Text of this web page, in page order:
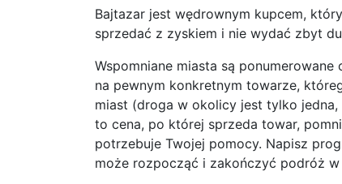
Bajtazar jest wędrownym kupcem,
sprzedać z zyskiem i nie wydać zbyt
Wspomniane miasta są ponumerowane
na pewnym konkretnym towarze,
miast (droga w okolicy jest tylko
to cena, po której sprzeda towar,
potrzebuje Twojej pomocy. Napisz
może rozpocząć i zakończyć podróż